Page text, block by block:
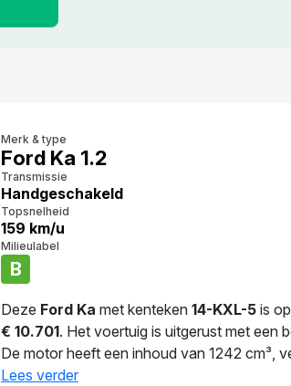
Merk & type
Ford Ka 1.2
Transmissie
Handgeschakeld
Topsnelheid
159 km/u
Milieulabel
B
Deze Ford Ka met kenteken 14-KXL-5 is
€ 10.701. Het voertuig is uitgerust met een
De motor heeft een inhoud van 1242 cm³,
auto 5.1 l/100 km. Dankzij 940 kg ligt deze
Lees verder